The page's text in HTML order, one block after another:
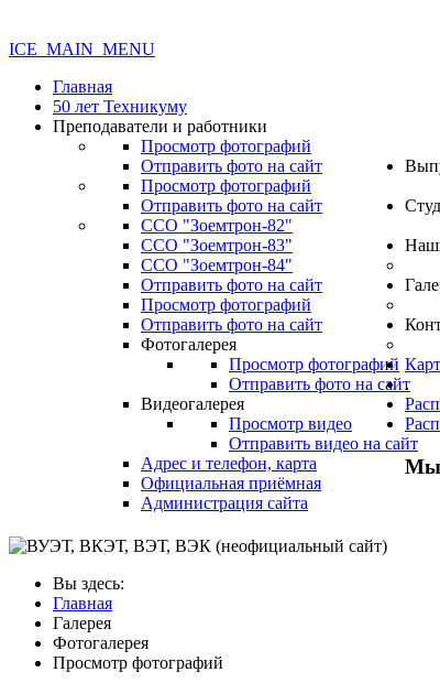
ICE_MAIN_MENU
Главная
50 лет Техникуму
Преподаватели и работники
Просмотр фотографий
Отправить фото на сайт
Просмотр фотографий
Отправить фото на сайт
ССО "Зоемтрон-82"
ССО "Зоемтрон-83"
ССО "Зоемтрон-84"
Отправить фото на сайт
Просмотр фотографий
Отправить фото на сайт
Фотогалерея
Просмотр фотографий
Отправить фото на сайт
Видеогалерея
Просмотр видео
Отправить видео на сайт
Адрес и телефон, карта
Официальная приёмная
Администрация сайта
.
Мы
Вы здесь:
Главная
Галерея
Фотогалерея
Просмотр фотографий